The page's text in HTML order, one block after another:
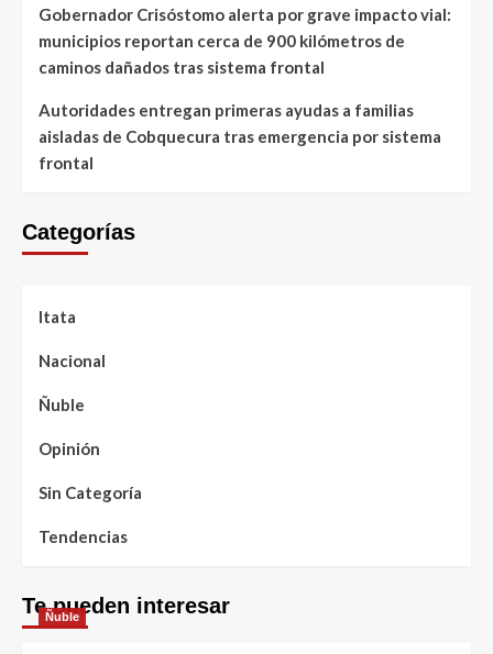
Gobernador Crisóstomo alerta por grave impacto vial:
municipios reportan cerca de 900 kilómetros de
caminos dañados tras sistema frontal
Autoridades entregan primeras ayudas a familias
aisladas de Cobquecura tras emergencia por sistema
frontal
Categorías
Itata
Nacional
Ñuble
Opinión
Sin Categoría
Tendencias
Te pueden interesar
Ñuble